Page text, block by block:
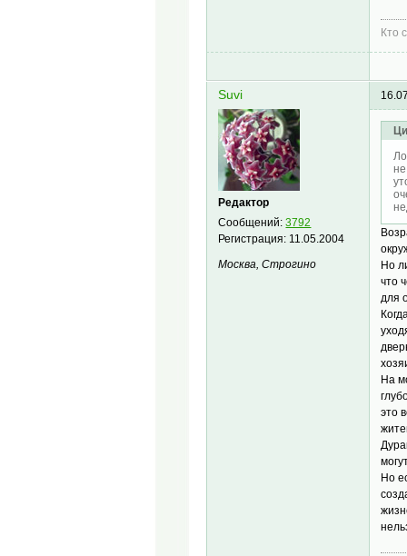
Кто
Suvi
Редактор
Сообщений:3792
Регистрация: 11.05.2004
Москва, Строгино
Но
что
для
На
это
Но